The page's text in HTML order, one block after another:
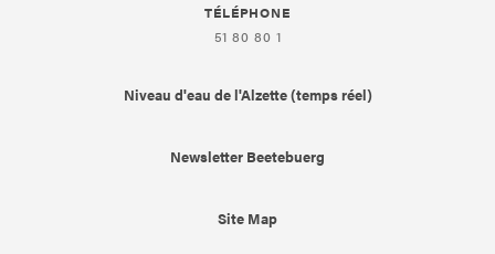
TÉLÉPHONE
51 80 80 1
Niveau d'eau de l'Alzette (temps réel)
Newsletter Beetebuerg
Site Map